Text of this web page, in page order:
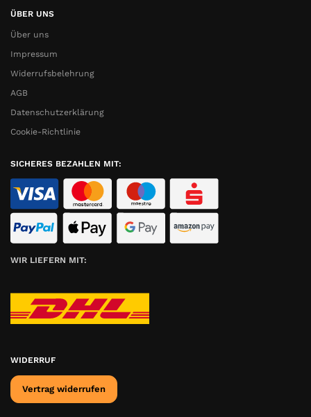
ÜBER UNS
Über uns
Impressum
Widerrufsbelehrung
AGB
Datenschutzerklärung
Cookie-Richtlinie
SICHERES BEZAHLEN MIT:
WIR LIEFERN MIT:
WIDERRUF
Vertrag widerrufen